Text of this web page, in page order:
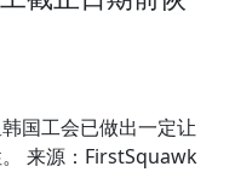
国工会已做出一定让
来源：FirstSquawk